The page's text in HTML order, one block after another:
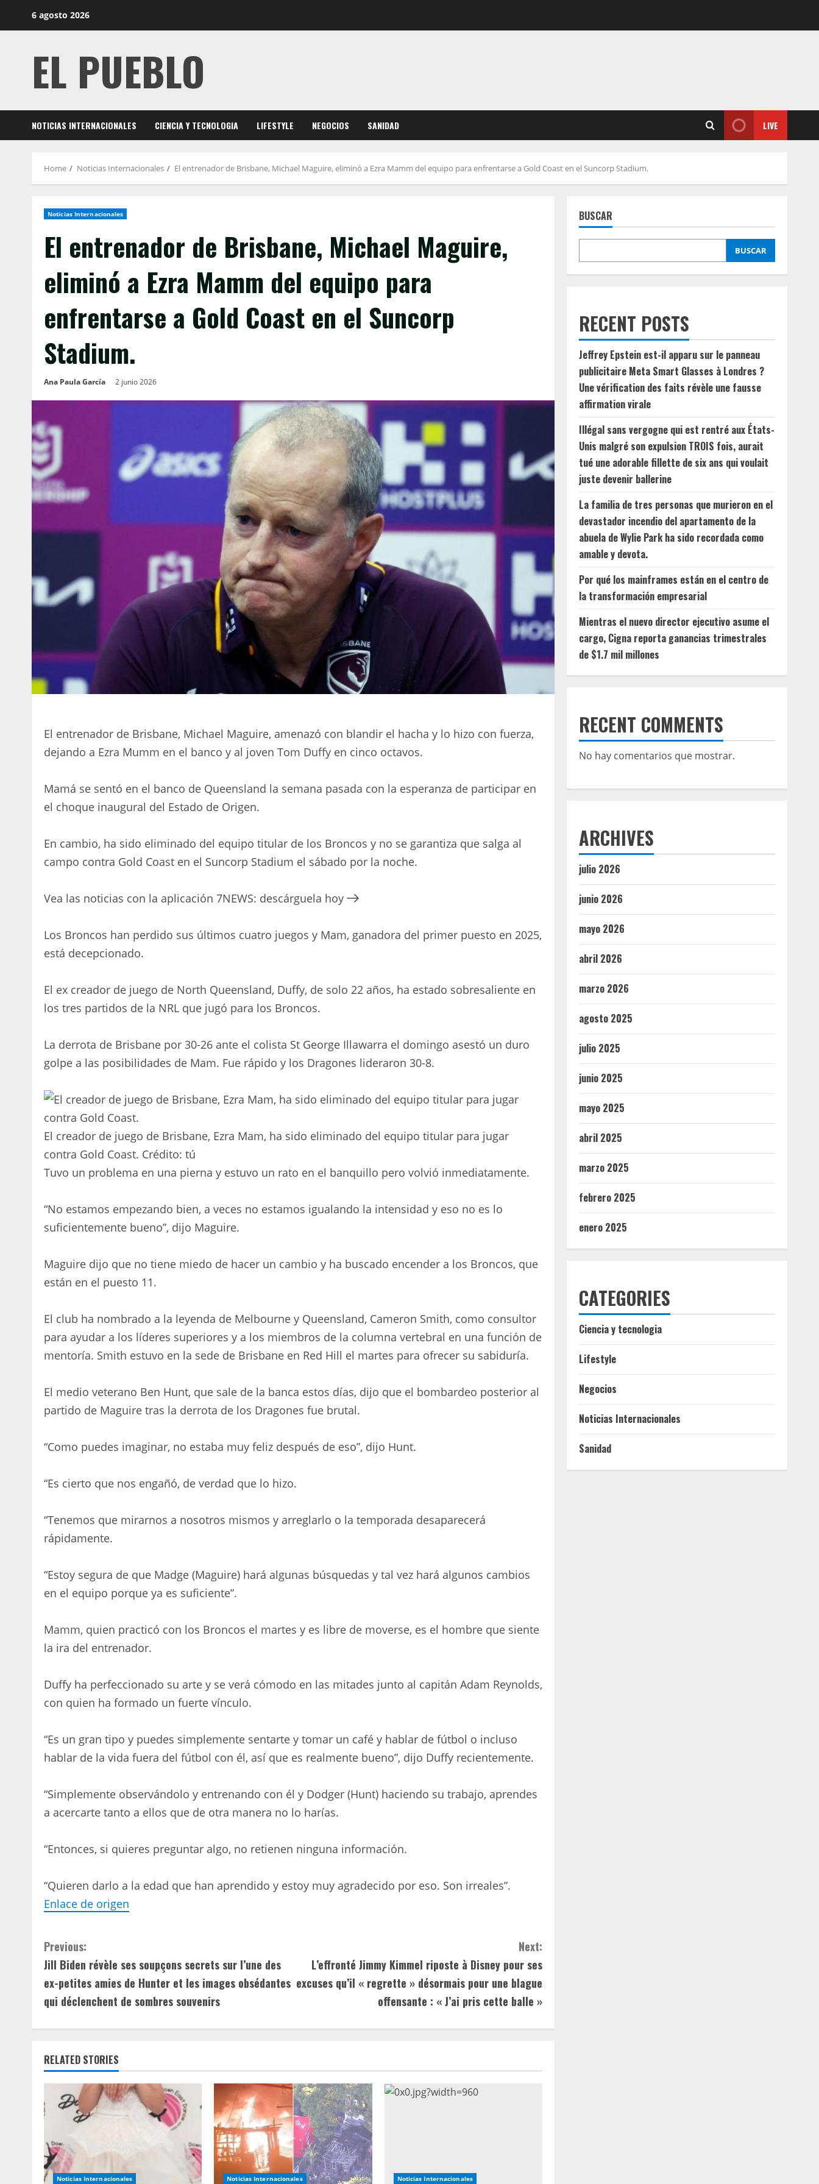
6 agosto 2026
EL PUEBLO
NOTICIAS INTERNACIONALES CIENCIA Y TECNOLOGIA LIFESTYLE NEGOCIOS SANIDAD LIVE
Home Noticias Internacionales El entrenador de Brisbane, Michael Maguire, eliminó a Ezra Mamm del equipo para enfrentarse a Gold Coast en el Suncorp Stadium.
Noticias Internacionales
El entrenador de Brisbane, Michael Maguire,
eliminó a Ezra Mamm del equipo para
enfrentarse a Gold Coast en el Suncorp
Stadium.
Ana Paula García 2 junio 2026
El entrenador de Brisbane, Michael Maguire, amenazó con blandir el hacha y lo hizo con fuerza,
dejando a Ezra Mumm en el banco y al joven Tom Duffy en cinco octavos.
Mamá se sentó en el banco de Queensland la semana pasada con la esperanza de participar en
el choque inaugural del Estado de Origen.
En cambio, ha sido eliminado del equipo titular de los Broncos y no se garantiza que salga al
campo contra Gold Coast en el Suncorp Stadium el sábado por la noche.
Vea las noticias con la aplicación 7NEWS: descárguela hoy
Los Broncos han perdido sus últimos cuatro juegos y Mam, ganadora del primer puesto en 2025,
está decepcionado.
El ex creador de juego de North Queensland, Duffy, de solo 22 años, ha estado sobresaliente en
los tres partidos de la NRL que jugó para los Broncos.
La derrota de Brisbane por 30-26 ante el colista St George Illawarra el domingo asestó un duro
golpe a las posibilidades de Mam. Fue rápido y los Dragones lideraron 30-8.
El creador de juego de Brisbane, Ezra Mam, ha sido eliminado del equipo titular para jugar
contra Gold Coast. Crédito: tú
Tuvo un problema en una pierna y estuvo un rato en el banquillo pero volvió inmediatamente.
“No estamos empezando bien, a veces no estamos igualando la intensidad y eso no es lo
suficientemente bueno”, dijo Maguire.
Maguire dijo que no tiene miedo de hacer un cambio y ha buscado encender a los Broncos, que
están en el puesto 11.
El club ha nombrado a la leyenda de Melbourne y Queensland, Cameron Smith, como consultor
para ayudar a los líderes superiores y a los miembros de la columna vertebral en una función de
mentoría. Smith estuvo en la sede de Brisbane en Red Hill el martes para ofrecer su sabiduría.
El medio veterano Ben Hunt, que sale de la banca estos días, dijo que el bombardeo posterior al
partido de Maguire tras la derrota de los Dragones fue brutal.
“Como puedes imaginar, no estaba muy feliz después de eso”, dijo Hunt.
“Es cierto que nos engañó, de verdad que lo hizo.
“Tenemos que mirarnos a nosotros mismos y arreglarlo o la temporada desaparecerá
rápidamente.
“Estoy segura de que Madge (Maguire) hará algunas búsquedas y tal vez hará algunos cambios
en el equipo porque ya es suficiente”.
Mamm, quien practicó con los Broncos el martes y es libre de moverse, es el hombre que siente
la ira del entrenador.
Duffy ha perfeccionado su arte y se verá cómodo en las mitades junto al capitán Adam Reynolds,
con quien ha formado un fuerte vínculo.
“Es un gran tipo y puedes simplemente sentarte y tomar un café y hablar de fútbol o incluso
hablar de la vida fuera del fútbol con él, así que es realmente bueno”, dijo Duffy recientemente.
“Simplemente observándolo y entrenando con él y Dodger (Hunt) haciendo su trabajo, aprendes
a acercarte tanto a ellos que de otra manera no lo harías.
“Entonces, si quieres preguntar algo, no retienen ninguna información.
“Quieren darlo a la edad que han aprendido y estoy muy agradecido por eso. Son irreales”.
Enlace de origen
C
o
n
t
i
n
u
R
Previous:
Jill Biden révèle ses soupçons secrets sur l’une des
ex-petites amies de Hunter et les images obsédantes
qui déclenchent de sombres souvenirs
Next:
L’effronté Jimmy Kimmel riposte à Disney pour ses
excuses qu’il « regrette » désormais pour une blague
offensante : « J’ai pris cette balle »
RELATED STORIES
Noticias Internacionales Noticias Internacionales Noticias Internacionales
BUSCAR
BUSCAR
RECENT POSTS
Jeffrey Epstein est-il apparu sur le panneau
publicitaire Meta Smart Glasses à Londres ?
Une vérification des faits révèle une fausse
affirmation virale
Illégal sans vergogne qui est rentré aux États-
Unis malgré son expulsion TROIS fois, aurait
tué une adorable fillette de six ans qui voulait
juste devenir ballerine
La familia de tres personas que murieron en el
devastador incendio del apartamento de la
abuela de Wylie Park ha sido recordada como
amable y devota.
Por qué los mainframes están en el centro de
la transformación empresarial
Mientras el nuevo director ejecutivo asume el
cargo, Cigna reporta ganancias trimestrales
de $1.7 mil millones
RECENT COMMENTS
No hay comentarios que mostrar.
ARCHIVES
julio 2026
junio 2026
mayo 2026
abril 2026
marzo 2026
agosto 2025
julio 2025
junio 2025
mayo 2025
abril 2025
marzo 2025
febrero 2025
enero 2025
CATEGORIES
Ciencia y tecnologia
Lifestyle
Negocios
Noticias Internacionales
Sanidad